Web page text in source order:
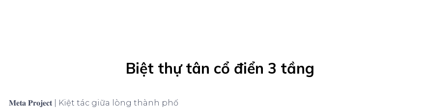
Biệt thự tân cổ điển 3 tầng
𝐌𝐞𝐭𝐚 𝐏𝐫𝐨𝐣𝐞𝐜𝐭 | Kiệt tác giữa lòng thành phố